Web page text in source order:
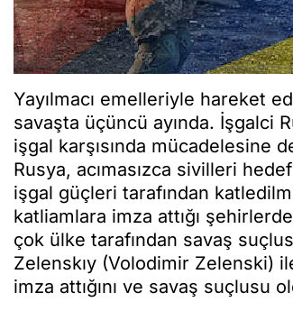
Yayılmacı emelleriyle hareket
savaşta üçüncü ayında. İşgalci
işgal karşısında mücadelesine
Rusya, acımasızca sivilleri
işgal güçleri tarafından
katliamlara imza attığı
çok ülke tarafından savaş
Zelenskıy (Volodimir Zelenski)
imza attığını ve savaş suçlusu